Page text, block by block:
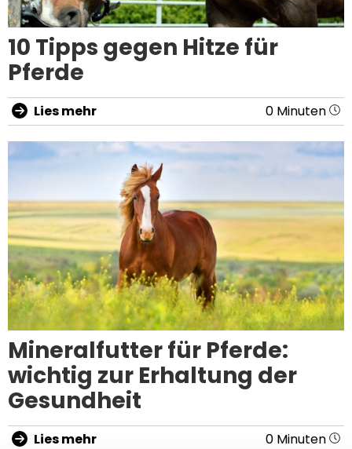
10 Tipps gegen Hitze für
Pferde
Lies mehr 0 Minuten
Mineralfutter für Pferde:
wichtig zur Erhaltung der
Gesundheit
Lies mehr 0 Minuten